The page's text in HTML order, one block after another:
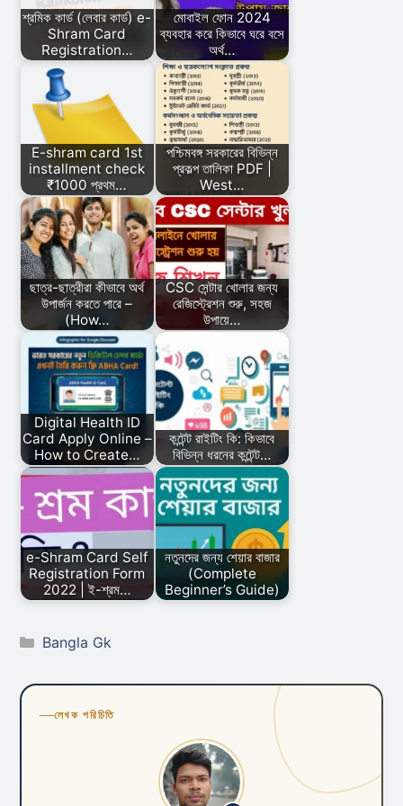
শ্রমিক কার্ড (লেবার কার্ড) e-
Shram Card
Registration…
মোবাইল ফোন 2024
ব্যবহার করে কিভাবে ঘরে বসে
অর্থ…
E-shram card 1st
installment check
₹1000 প্রথম…
পশ্চিমবঙ্গ সরকারের বিভিন্ন
প্রকল্প তালিকা PDF |
West…
ছাত্র-ছাত্রীরা কীভাবে অর্থ
উপার্জন করতে পারে –
(How…
CSC সেন্টার খোলার জন্য
রেজিস্ট্রেশন শুরু, সহজ
উপায়ে…
Digital Health ID
Card Apply Online –
How to Create…
কন্টেন্ট রাইটিং কি: কিভাবে
বিভিন্ন ধরনের কন্টেন্ট…
e-Shram Card Self
Registration Form
2022 | ই-শ্রম…
নতুনদের জন্য শেয়ার বাজার
(Complete
Beginner’s Guide)
Categories
Bangla Gk
লেখক পরিচিতি